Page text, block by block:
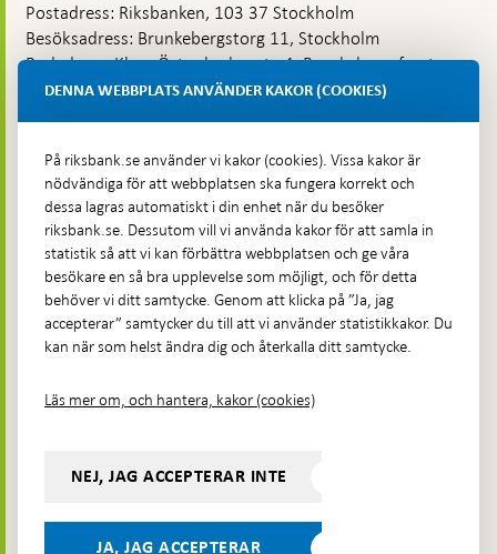
Postadress: Riksbanken, 103 37 Stockholm
Besöksadress: Brunkebergstorg 11, Stockholm
Budadress: Klara Östra kyrkogata 4, Brunkebergsfaret,
Lastplats 6
Hitta direkt
Frågor och svar-
Öppnas
i
ny
flik
Till Riksbankens webbarkiv-
Öppnas
i
ny
Presskontakt
Integritetspolicy
Följ oss på sociala medier
Dela på:Dela på:
Dela
på:
DENNA WEBBPLATS ANVÄNDER KAKOR (COOKIES)
På riksbank.se använder vi kakor (cookies). Vissa kakor är
nödvändiga för att webbplatsen ska fungera korrekt och
dessa lagras automatiskt i din enhet när du besöker
riksbank.se. Dessutom vill vi använda kakor för att samla in
statistik så att vi kan förbättra webbplatsen och ge våra
besökare en så bra upplevelse som möjligt, och för detta
behöver vi ditt samtycke. Genom att klicka på ”Ja, jag
accepterar” samtycker du till att vi använder statistikkakor. Du
kan när som helst ändra dig och återkalla ditt samtycke.
Läs mer om, och hantera, kakor (cookies)
NEJ, JAG ACCEPTERAR INTE
JA, JAG ACCEPTERAR